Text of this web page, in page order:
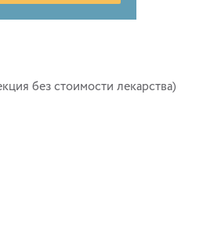
без стоимости лекарства)